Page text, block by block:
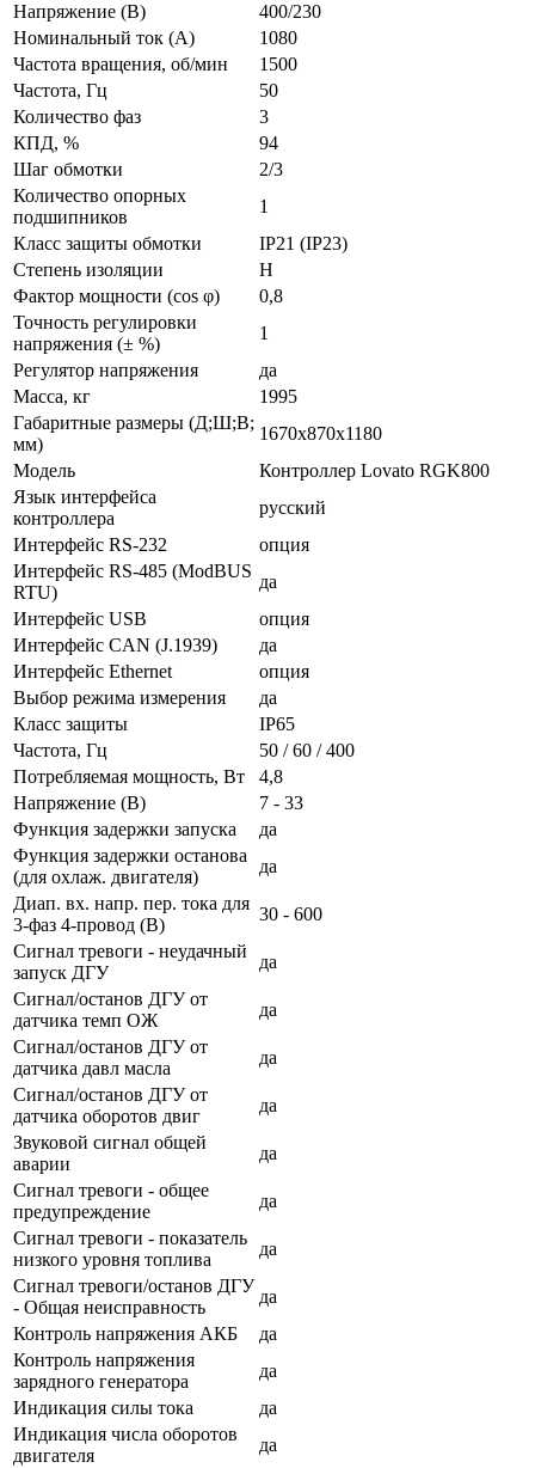
Напряжение (В)
400/230
Номинальный ток (А)
1080
Частота вращения, об/мин
1500
Частота, Гц
50
Количество фаз
3
КПД, %
94
Шаг обмотки
2/3
Количество опорных
подшипников
1
Класс защиты обмотки
IP21 (IP23)
Степень изоляции
Н
Фактор мощности (cos φ)
0,8
Точность регулировки
напряжения (± %)
1
Регулятор напряжения
да
Масса, кг
1995
Габаритные размеры (Д;Ш;В;
мм)
1670x870x1180
Модель
Контроллер Lovato RGK800
Язык интерфейса
контроллера
русский
Интерфейс RS-232
опция
Интерфейс RS-485 (ModBUS
RTU)
да
Интерфейс USB
опция
Интерфейс CAN (J.1939)
да
Интерфейс Ethernet
опция
Выбор режима измерения
да
Класс защиты
IP65
Частота, Гц
50 / 60 / 400
Потребляемая мощность, Вт
4,8
Напряжение (В)
7 - 33
Функция задержки запуска
да
Функция задержки останова
(для охлаж. двигателя)
да
Диап. вх. напр. пер. тока для
3-фаз 4-провод (В)
30 - 600
Сигнал тревоги - неудачный
запуск ДГУ
да
Сигнал/останов ДГУ от
датчика темп ОЖ
да
Сигнал/останов ДГУ от
датчика давл масла
да
Сигнал/останов ДГУ от
датчика оборотов двиг
да
Звуковой сигнал общей
аварии
да
Сигнал тревоги - общее
предупреждение
да
Сигнал тревоги - показатель
низкого уровня топлива
да
Сигнал тревоги/останов ДГУ
- Общая неисправность
да
Контроль напряжения АКБ
да
Контроль напряжения
зарядного генератора
да
Индикация силы тока
да
Индикация числа оборотов
двигателя
да